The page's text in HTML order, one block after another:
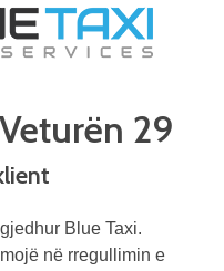
29
Blue Taxi.
në rregullimin e